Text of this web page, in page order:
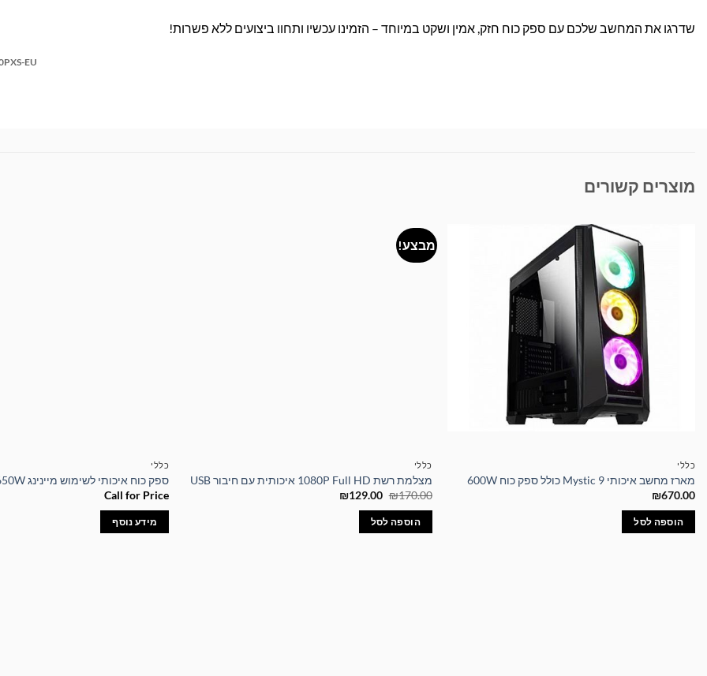
שדרגו את המחשב שלכם עם ספק כוח חזק, אמין ושקט במיוחד – הזמינו עכשיו ותחוו ביצועים ללא פשרות!
EU
מוצרים קשורים
כללי
מארז מחשב איכותי Mystic 9 כולל ספק כוח 600W
₪670.00
הוספה לסל
מבצע!
כללי
מצלמת רשת 1080P Full HD איכותית עם חיבור USB
₪170.00
המחיר
היה:
₪170.00.
₪129.00
המחיר
הוספה לסל
כללי
ספק כוח איכותי לשימוש מיינינג ZUMAX 1650W
Call for Price
מידע נוסף